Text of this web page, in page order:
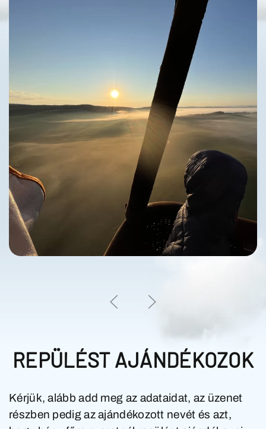
REPÜLÉST AJÁNDÉKOZOK
Kérjük, alább add meg az adataidat, az üzenet
részben pedig azajándékozott nevét és azt,